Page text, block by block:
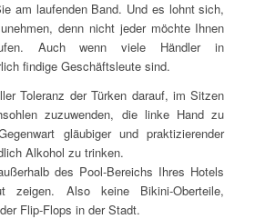
am laufenden Band. Und es lohnt sich,
denn nicht jeder möchte Ihnen
Auch wenn viele Händler in
findige Geschäftsleute sind.
Toleranz der Türken darauf, im Sitzen
zuzuwenden, die linke Hand zu
gläubiger und praktizierender
Alkohol zu trinken.
des Pool-Bereichs Ihres Hotels
zeigen. Also keine Bikini-Oberteile,
Flip-Flops in der Stadt.